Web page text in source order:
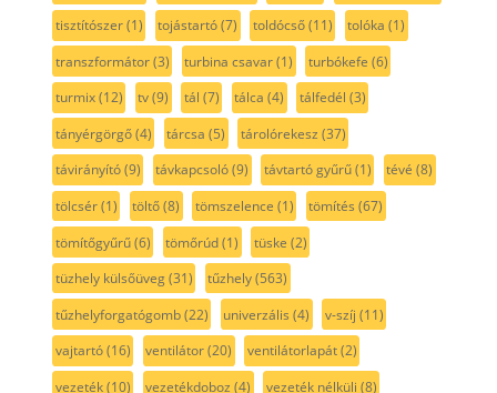
tisztítószer(1) tojástartó(7) toldócső(11) tolóka (1)
transzformátor(3) turbina csavar(1) turbókefe (6)
turmix(12) tv(9) tál (7) tálca (4) tálfedél (3)
tányérgörgő(4) tárcsa (5) tárolórekesz (37)
távirányító(9) távkapcsoló(9) távtartó gyűrű(1) tévé (8)
tölcsér(1) töltő(8) tömszelence (1) tömítés (67)
tömítőgyűrű(6) tömőrúd(1) tüske (2)
tüzhely külsőüveg(31) tűzhely(563)
tűzhelyforgatógomb(22) univerzális (4) v-szíj (11)
vajtartó(16) ventilátor(20) ventilátorlapát(2)
vezeték(10) vezetékdoboz (4) vezeték nélküli (8)